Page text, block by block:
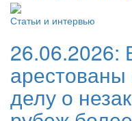
Статьи и интервью
26.06.2026:
делу о